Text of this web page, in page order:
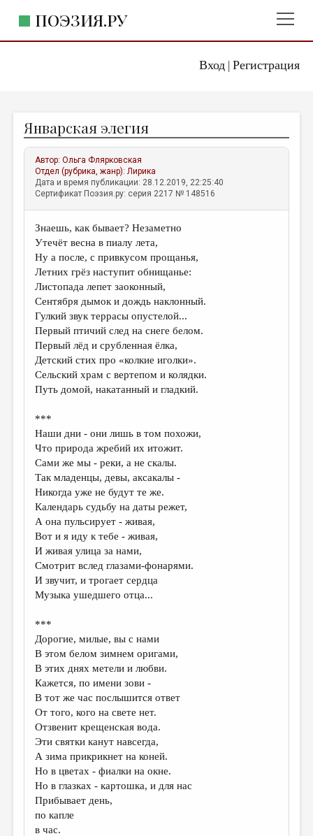
Вход| Регистрация
ПОЭЗИЯ.РУ
ЖАНРЫ
АВТОРЫ
КОММЕНТАРИИ
ЛИТСАЛОН
НОВОСТИ
ПРАВИЛА САЙТА
ОТДЕЛЫ И РУБРИКИ
ИЗБРАННОЕ
ДАЙДЖЕСТ
ПРОИЗВЕДЕНИЯ
ПЕРЕВОДЫ
ДЕТСКАЯ КОМНАТА
КНИЖНАЯ ПОЛКА
ОБЗОР ЛИТЕРАТУРЫ
СТРАНИЦЫ ПАМЯТИ
ОБЪЯВЛЕНИЯ
КОЛОНКА РЕДАКТОРА
РЕДКОЛЛЕГИЯ
ЭССЕИСТИКА
ЛИТЕРАТУРОВЕДЕНИЕ
КУЛЬТУРОВЕДЕНИЕ
ПУБЛИЦИСТИКА
РЕЦЕНЗИРОВАНИЕ
ЦИКЛЫ ПУБЛИКАЦИЙ
ТРЕДИАКОВСКИЙ
МЕДИА
Январская элегия
Автор:Ольга Флярковская
Отдел (рубрика, жанр):Лирика
Дата и время публикации: 28.12.2019, 22:25:40
Сертификат Поэзия.ру: серия 2217 № 148516
Знаешь, как бывает? Незаметно
Утечёт весна в пиалу лета,
Ну а после, с привкусом прощанья,
Летних грёз наступит обнищанье:
Листопада лепет заоконный,
Сентября дымок и дождь наклонный.
Гулкий звук террасы опустелой...
Первый птичий след на снеге белом.
Первый лёд и срубленная ёлка,
Детский стих про «колкие иголки».
Сельский храм с вертепом и колядки.
Путь домой, накатанный и гладкий.
***
Наши дни - они лишь в том похожи,
Что природа жребий их итожит.
Сами же мы - реки, а не скалы.
Так младенцы, девы, аксакалы -
Никогда уже не будут те же.
Календарь судьбу на даты режет,
А она пульсирует - живая,
Вот и я иду к тебе - живая,
И живая улица за нами,
Смотрит вслед глазами-фонарями.
И звучит, и трогает сердца
Музыка ушедшего отца...
***
Дорогие, милые, вы с нами
В этом белом зимнем оригами,
В этих днях метели и любви.
Кажется, по имени зови -
В тот же час послышится ответ
От того, кого на свете нет.
Отзвенит крещенская вода.
Эти святки канут навсегда,
А зима прикрикнет на коней.
Но в цветах - фиалки на окне.
Но в глазках - картошка, и для нас
Прибывает день,
по капле
в час.